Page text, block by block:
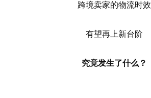
跨境卖家的物流时效
有望再上新台阶
究竟发生了什么？